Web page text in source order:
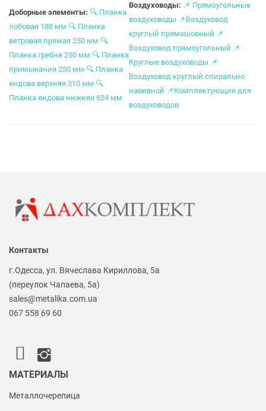
Доборные элементы: 🔍 Планка
лобовая 188 мм 🔍 Планка
ветровая прямая 250 мм 🔍
Планка гребня 250 мм 🔍 Планка
примыкания 250 мм 🔍 Планка
ендова верхняя 310 мм 🔍
Планка ендова нижняя 624 мм
Воздуховоды: 📌 Прямоугольные
воздуховоды 📌Воздуховод
круглый прямошовный 📌
Воздуховод прямоугольный 📌
Круглые воздуховоды 📌
Воздуховод круглый спирально
навивной 📌Комплектующие для
воздуховодов
Контакты
г.Одесса, ул. Вячеслава Кириллова, 5а
(переулок Чапаева, 5а)
sales@metalika.com.ua
067 558 69 60
МАТЕРИАЛЫ
Металлочерепица